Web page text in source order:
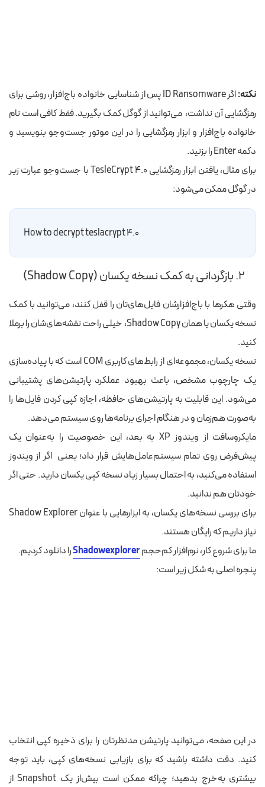
نکته:
اگر ID Ransomware پس از شناسایی خانواده باج‌افزار، روشی برای
رمزگشاییآن نداشت، می‌توانید از گوگل کمک بگیرید. فقط کافی است نام
خانواده باج‌افزار و ابزار رمزگشایی را در این موتور جست‌وجو بنویسید و
دکمه Enter را بزنید
.
برای مثال، یافتن ابزار رمزگشایی
با جست‌وجو عبارت زیر
در گوگل ممکن می‌شود:
How to decrypt teslacrypt 4.0
۲. بازگردانی به کمک نسخه یکسان (Shadow Copy)
وقتی هکرها با باج‌افزارشان فایل‌های‌تان را قفل کنند، می‌توانید با کمک
نسخه یکسان یا همان Shadow Copy، خیلی راحت نقشه‌های‌شان را
برملا
کنید.
نسخه یکسان، مجموعه‌ای از رابط‌های کاربری COM است
کهبا پیاده‌سازی
یک چارچوب مشخص، باعث بهبود عملکرد پارتیشن‌های پشتیبانی
می‌شود. این قابلیت به پارتیشن‌های حافظه، اجازه کپی کردن فایل‌ها را
به‌صورت هم‌زمان ودر هنگام اجرای برنامه‌ها روی سیستممی‌دهد.
مایکروسافت از ویندوز XP به بعد، این خصوصیت‌ را به‌عنوان یک
پیش‌فرض روی تمام سیستم‌عامل‌هایش قرار داد؛ یعنی اگر از ویندوز
استفاده می‌کنید، به‌ احتمال بسیار زیاد نسخه کپی یکسان دارید. حتی اگر
خودتان هم ندانید.
برای بررسی نسخه‌های یکسان، به ابزارهایی با
عنوان Shadow Explorer
نیاز داریمکهرایگان هستند.
ما برای شروع کار، نرم‌افزار کم‌حجمShadowexplorerرادانلود کردیم.
پنجره اصلی به شکل زیر است:
در اینصفحه، می‌توانید پارتیشن مدنظرتان را برای ذخیره کپی انتخاب
کنید. دقت داشته باشید که برای بازیابی نسخه‌های کپی، باید توجه
بیشتری به‌خرج بدهید؛ چراکه ممکن است بیش‌ازیک Snapshotاز